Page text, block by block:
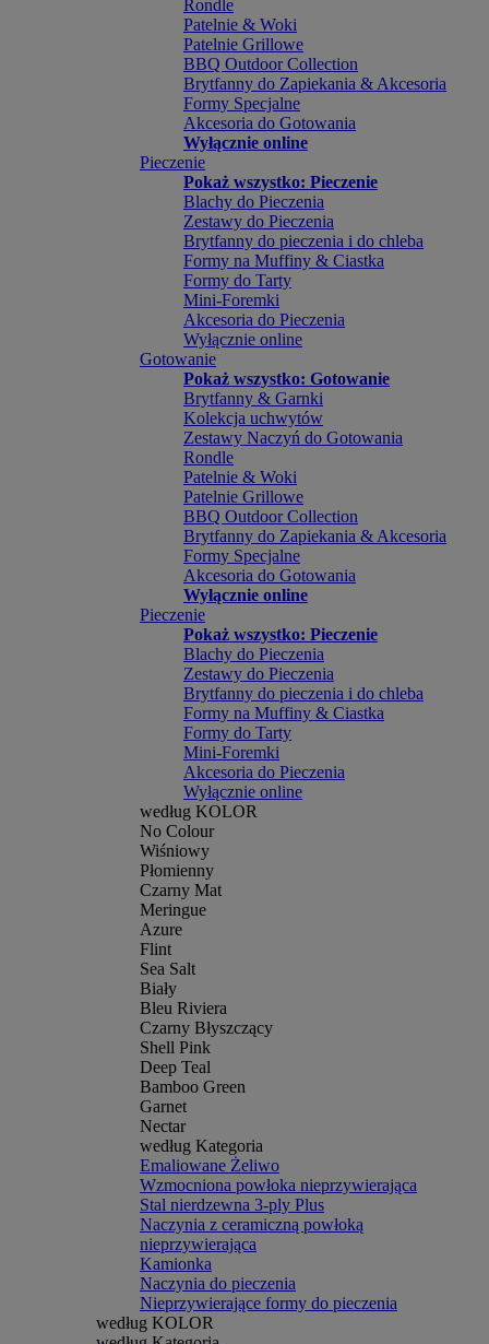
Rondle
Patelnie & Woki
Patelnie Grillowe
BBQ Outdoor Collection
Brytfanny do Zapiekania & Akcesoria
Formy Specjalne
Akcesoria do Gotowania
Wyłącznie online
Pieczenie
Pokaż wszystko: Pieczenie
Blachy do Pieczenia
Zestawy do Pieczenia
Brytfanny do pieczenia i do chleba
Formy na Muffiny & Ciastka
Formy do Tarty
Mini-Foremki
Akcesoria do Pieczenia
Wyłącznie online
Gotowanie
Pokaż wszystko: Gotowanie
Brytfanny & Garnki
Kolekcja uchwytów
Zestawy Naczyń do Gotowania
Rondle
Patelnie & Woki
Patelnie Grillowe
BBQ Outdoor Collection
Brytfanny do Zapiekania & Akcesoria
Formy Specjalne
Akcesoria do Gotowania
Wyłącznie online
Pieczenie
Pokaż wszystko: Pieczenie
Blachy do Pieczenia
Zestawy do Pieczenia
Brytfanny do pieczenia i do chleba
Formy na Muffiny & Ciastka
Formy do Tarty
Mini-Foremki
Akcesoria do Pieczenia
Wyłącznie online
według KOLOR
No Colour
Wiśniowy
Płomienny
Czarny Mat
Meringue
Azure
Flint
Sea Salt
Biały
Bleu Riviera
Czarny Błyszczący
Shell Pink
Deep Teal
Bamboo Green
Garnet
Nectar
według Kategoria
Emaliowane Żeliwo
Wzmocniona powłoka nieprzywierająca
Stal nierdzewna 3-ply Plus
Naczynia z ceramiczną powłoką
nieprzywierająca
Kamionka
Naczynia do pieczenia
Nieprzywierające formy do pieczenia
według KOLOR